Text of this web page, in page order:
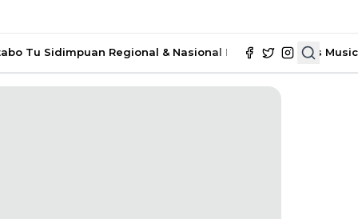
Tu Sidimpuan Regional & Nasional Ekonomi & Bisnis Music